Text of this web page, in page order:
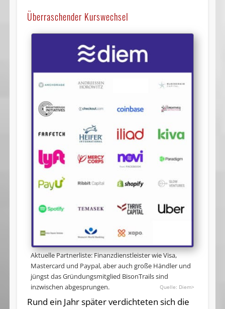
Überraschender Kurswechsel
Aktuelle Partnerliste: Finanzdienstleister wie Visa,
Mastercard und Paypal, aber auch große Händler und
jüngst das Gründungsmitglied BisonTrails sind
inzwischen abgesprungen.
Diem>
Rund ein Jahr später verdichteten sich die